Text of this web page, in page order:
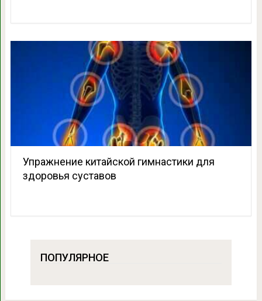
Упражнение китайской гимнастики для
здоровья суставов
ПОПУЛЯРНОЕ